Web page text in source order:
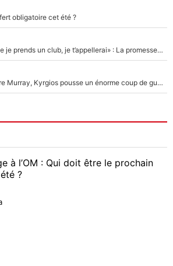
obligatoire cet été ?
Mercato - OM - «Dès que je prends un club, je t’appellerai» : La promesse de Marcelino au moment de claquer la porte
Victime de racisme contre Murray, Kyrgios pousse un énorme coup de gueule !
à l’OM : Qui doit être le prochain
?